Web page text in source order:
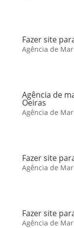
Fazer site
Agência de
Agência de
Oeiras
Agência de
Fazer site
Agência de
Fazer site
Agência de